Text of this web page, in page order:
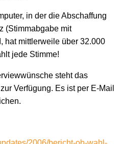
in der die Abschaffung
(Stimmabgabe mit
hat mittlerweile über 32.000
jede Stimme!
steht das
Verfügung. Es ist per E-Mail